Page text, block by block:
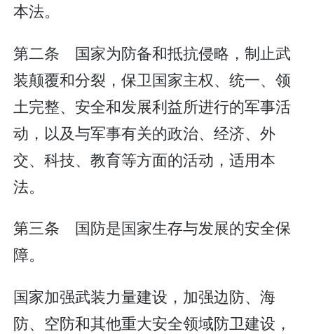
本法。
第二条 国家为防备和抵抗侵略，制止武
装颠覆和分裂，保卫国家主权、统一、领
土完整、安全和发展利益所进行的军事活
动，以及与军事有关的政治、经济、外
交、科技、教育等方面的活动，适用本
法。
第三条 国防是国家生存与发展的安全保
障。
国家加强武装力量建设，加强边防、海
防、空防和其他重大安全领域防卫建设，